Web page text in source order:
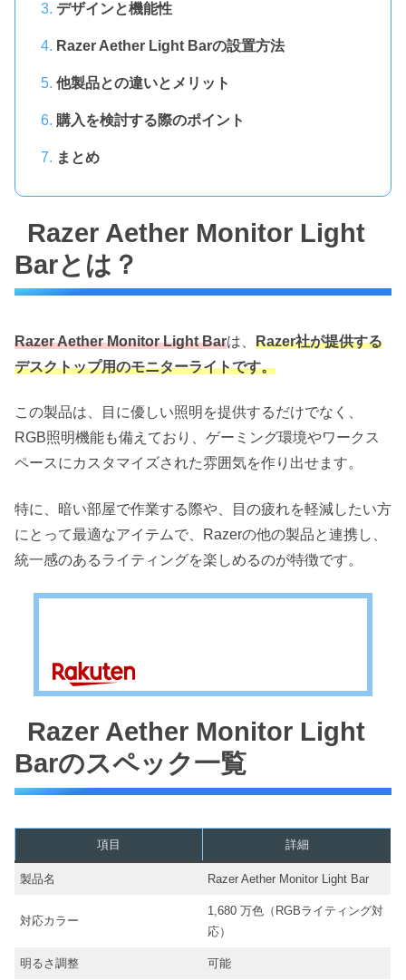
デザインと機能性
Razer Aether Light Barの設置方法
他製品との違いとメリット
購入を検討する際のポイント
まとめ
Razer Aether Monitor Light
Barとは？
Razer Aether Monitor Light Barは、 Razer社が提供する
デスクトップ用のモニターライトです。
この製品は、目に優しい照明を提供するだけでなく、
RGB照明機能も備えており、ゲーミング環境やワークス
ペースにカスタマイズされた雰囲気を作り出せます。
特に、暗い部屋で作業する際や、目の疲れを軽減したい方
にとって最適なアイテムで、Razerの他の製品と連携し、
統一感のあるライティングを楽しめるのが特徴です。
Razer Aether Monitor Light
Barのスペック一覧
項目 詳細
製品名 Razer Aether Monitor Light Bar
対応カラー
1,680 万色（RGBライティング対
応）
明るさ調整 可能